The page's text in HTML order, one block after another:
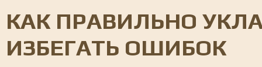
КАК ПРАВИЛЬНО
ИЗБЕГАТЬ ОШИБОК